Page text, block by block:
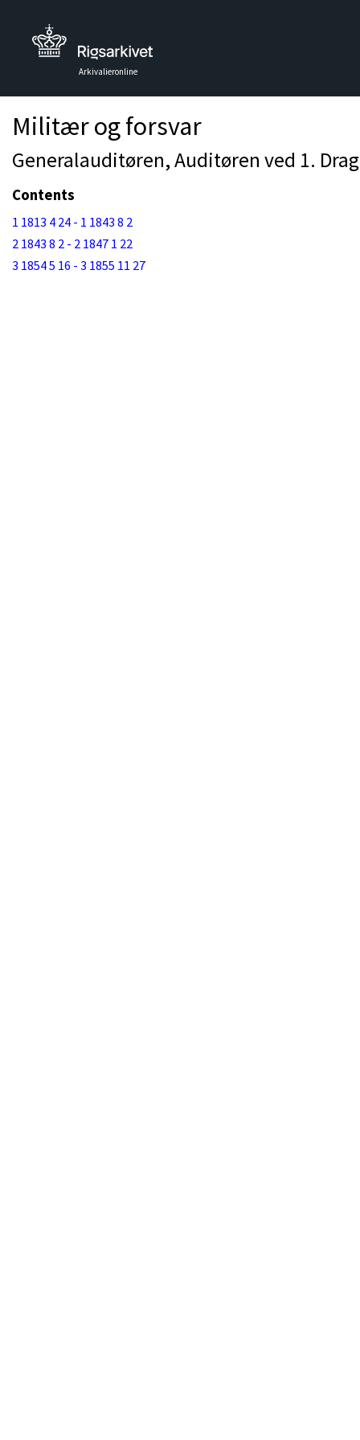
Arkivalieronline
Militær og forsvar
Generalauditøren, Auditøren ved 1.
Contents
1 1813 4 24 - 1 1843 8 2
2 1843 8 2 - 2 1847 1 22
3 1854 5 16 - 3 1855 11 27